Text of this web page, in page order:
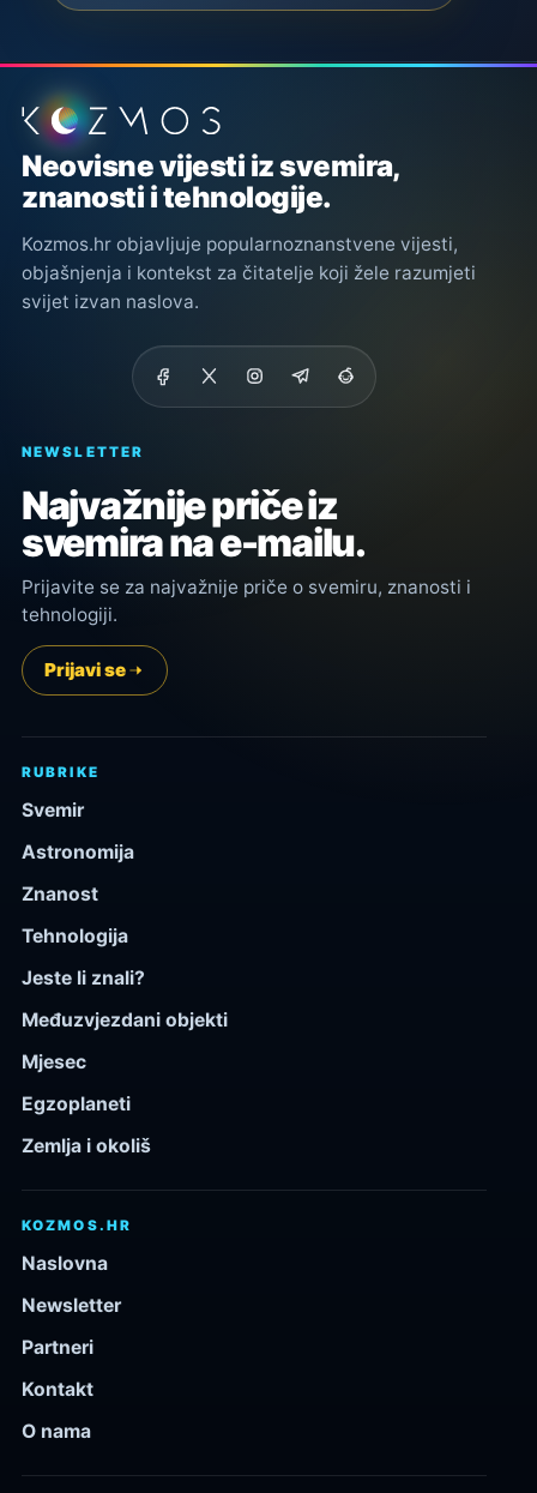
Podnožje stranice
Neovisne vijesti iz svemira,
znanosti i tehnologije.
Kozmos.hr objavljuje popularnoznanstvene vijesti,
objašnjenja i kontekst za čitatelje koji žele razumjeti
svijet izvan naslova.
NEWSLETTER
Najvažnije priče iz
svemira na e-mailu.
Prijavite se za najvažnije priče o svemiru, znanosti i
tehnologiji.
Prijavi se
RUBRIKE
Svemir
Astronomija
Znanost
Tehnologija
Jeste li znali?
Međuzvjezdani objekti
Mjesec
Egzoplaneti
Zemlja i okoliš
KOZMOS.HR
Naslovna
Newsletter
Partneri
Kontakt
O nama